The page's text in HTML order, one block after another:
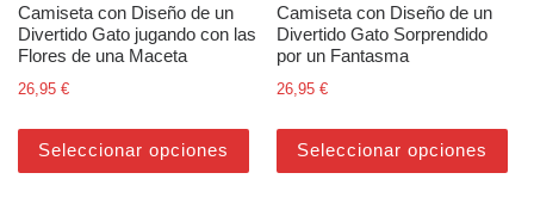
Camiseta con Diseño de un
Divertido Gato jugando con las
Flores de una Maceta
26,95 €
Seleccionar opciones
Camiseta con Diseño de un
Divertido Gato Sorprendido
por un Fantasma
26,95€
Seleccionar opciones